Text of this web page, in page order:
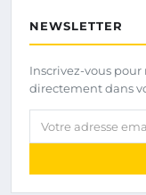
NEWSLETTER
Inscrivez-vous
directement dans
Votre adresse